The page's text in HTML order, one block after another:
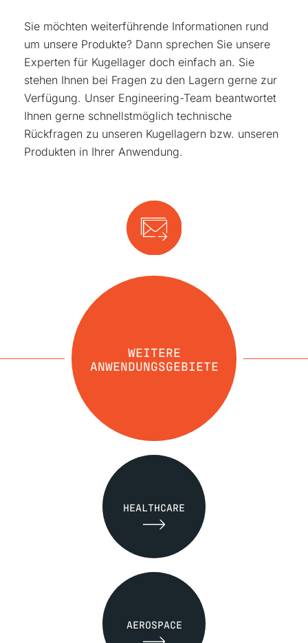
Sie möchten weiterführende Informationen rund
um unsere Produkte? Dann sprechen Sie unsere
Experten für Kugellager doch einfach an. Sie
stehen Ihnen bei Fragen zu den Lagern gerne zur
Verfügung. Unser Engineering-Team beantwortet
Ihnen gerne schnellstmöglich technische
Rückfragen zu unseren Kugellagern bzw. unseren
Produkten in Ihrer Anwendung.
WEITERE
ANWENDUNGSGEBIETE
HEALTHCARE
AEROSPACE